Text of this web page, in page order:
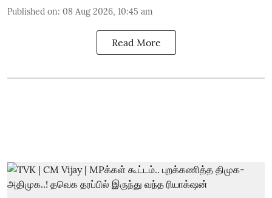
Published on: 08 Aug 2026, 10:45 am
Read More